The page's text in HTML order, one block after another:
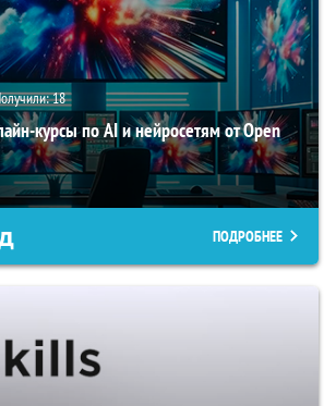
18
курсы по AI и нейросетям от Open
ПОДРОБНЕЕ